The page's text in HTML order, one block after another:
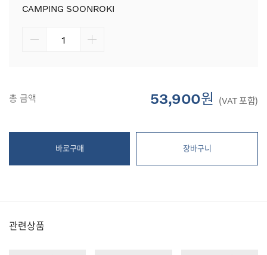
CAMPING SOONROKI
총 금액 53,900원 (VAT 포함)
바로구매 장바구니
관련상품